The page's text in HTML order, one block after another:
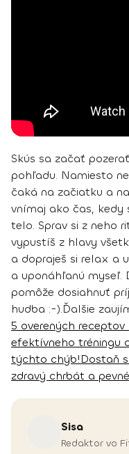
Skús sa začať
pohľadu. Namiesto
čaká na začiatku a
vnímaj ako čas, kedy
telo. Sprav si z neho
vypustíš z hlavy
a dopraješ si relax a
a uponáhľanú
pomôže dosiahnuť
hudba :-).Ďalšie
5 overených
efektívneho tréningu
týchto chýb!Dostaň
zdravý chrbát a
Sisa
Redaktor vo